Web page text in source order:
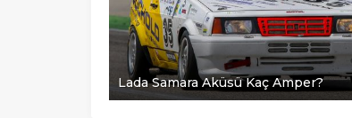
Lada Samara Aküsü Kaç Amper?